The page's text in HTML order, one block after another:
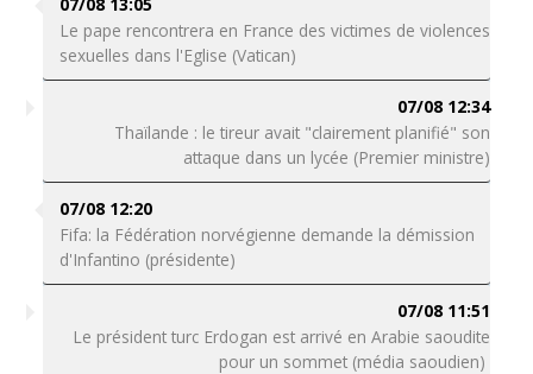
Le pape rencontrera en France des victimes de violences
sexuelles dans l'Eglise (Vatican)
07/08 12:34
Thaïlande : le tireur avait "clairement planifié" son
attaque dans un lycée (Premier ministre)
07/08 12:20
Fifa: la Fédération norvégienne demande la démission
d'Infantino (présidente)
07/08 11:51
Le président turc Erdogan est arrivé en Arabie saoudite
pour un sommet (média saoudien)